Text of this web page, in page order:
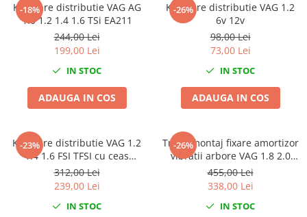
Polizoare biax
Scule pentru nituit si capsat
Slefuitoare Pneumatice
Injectoare
Rulmenti,Bucsi si Extractoare
Sistem directie
Sistem franare
Sistem Vibro-Power
Sisteme de ridicare si sustinere
-18%
Kit fixare distributie VAG AG
1.0 1.2 1.4 1.6 TSi EA211
244,00 Lei
199,00 Lei
IN STOC
ADAUGA IN COS
-26%
Kit fixare distributie VAG 1.2
6v 12v
98,00 Lei
73,00 Lei
IN STOC
ADAUGA IN COS
-23%
Kit fixare distributie VAG 1.2
1.4 1.6 FSI TFSI cu ceas
comparator
312,00 Lei
239,00 Lei
IN STOC
-26%
Trusa montaj fixare amortizor
vibratii arbore VAG 1.8 2.0
TFSI 5 piese
455,00 Lei
338,00 Lei
IN STOC